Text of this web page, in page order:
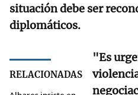
situación debe ser
diplomáticos.
RELACIONADAS
"Es